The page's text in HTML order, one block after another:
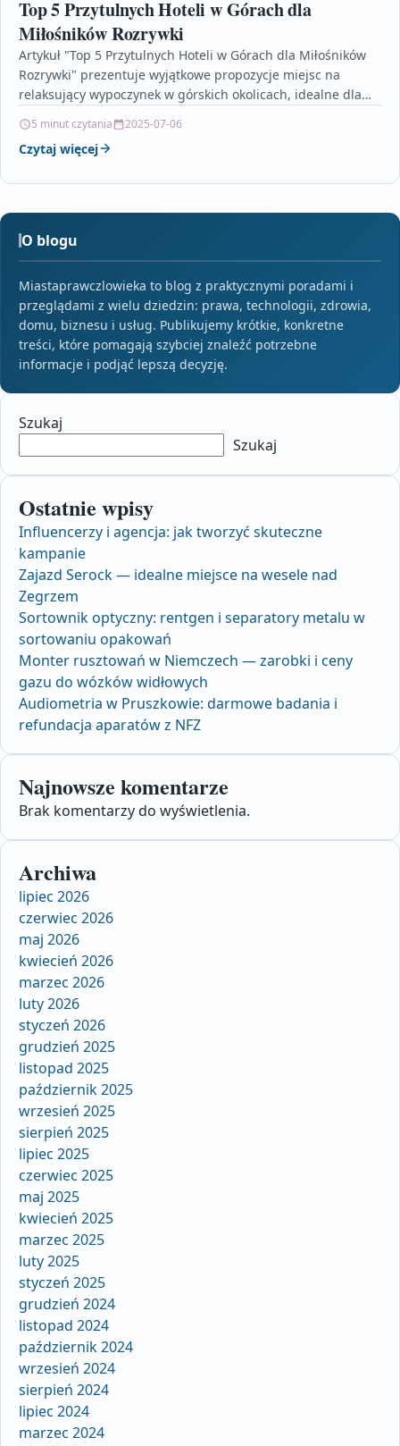
Top 5 Przytulnych Hoteli w Górach dla
Miłośników Rozrywki
Artykuł "Top 5 Przytulnych Hoteli w Górach dla Miłośników
Rozrywki" prezentuje wyjątkowe propozycje miejsc na
relaksujący wypoczynek w górskich okolicach, idealne dla
5 minut czytania 2025-07-06
Czytaj więcej
O blogu
Miastaprawczlowieka to blog z praktycznymi poradami i
przeglądami z wielu dziedzin: prawa, technologii, zdrowia,
domu, biznesu i usług. Publikujemy krótkie, konkretne
treści, które pomagają szybciej znaleźć potrzebne
informacje i podjąć lepszą decyzję.
Szukaj
Szukaj
Ostatnie wpisy
Influencerzy i agencja: jak tworzyć skuteczne
kampanie
Zajazd Serock — idealne miejsce na wesele nad
Zegrzem
Sortownik optyczny: rentgen i separatory metalu w
sortowaniu opakowań
Monter rusztowań w Niemczech — zarobki i ceny
gazu do wózków widłowych
Audiometria w Pruszkowie: darmowe badania i
refundacja aparatów z NFZ
Najnowsze komentarze
Brak komentarzy do wyświetlenia.
Archiwa
lipiec 2026
czerwiec 2026
maj 2026
kwiecień 2026
marzec 2026
luty 2026
styczeń 2026
grudzień 2025
listopad 2025
październik 2025
wrzesień 2025
sierpień 2025
lipiec 2025
czerwiec 2025
maj 2025
kwiecień 2025
marzec 2025
luty 2025
styczeń 2025
grudzień 2024
listopad 2024
październik 2024
wrzesień 2024
sierpień 2024
lipiec 2024
marzec 2024